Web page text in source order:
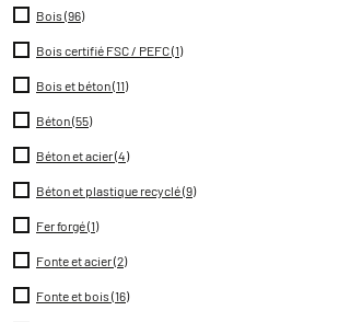
Bois(96)
Bois certifié FSC / PEFC(1)
Bois et béton(11)
Béton(55)
Béton et acier(4)
Béton et plastique recyclé(9)
Fer forgé(1)
Fonte et acier(2)
Fonte et bois(16)